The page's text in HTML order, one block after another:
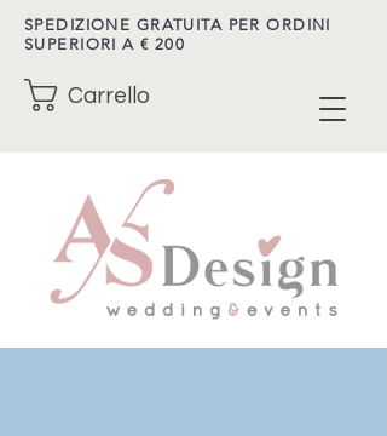
SPEDIZIONE GRATUITA PER ORDINI
SUPERIORI A € 200
Carrello